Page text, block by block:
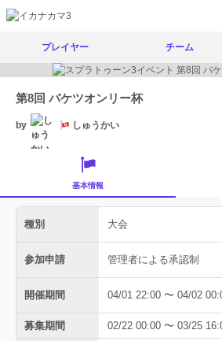
プレイヤー チーム
第8回 バケツオンリー杯
by しゅうかい
基本情報
種別 大会
参加申請 管理者による承認制
開催期間 04/01 22:00 〜 04/02
募集期間 02/22 00:00 〜 03/25